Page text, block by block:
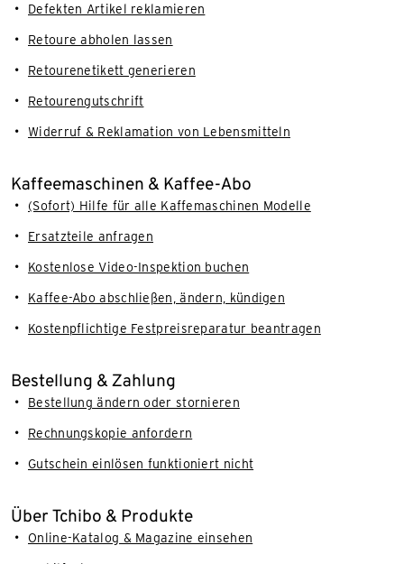
Defekten Artikel reklamieren
Retoure abholen lassen
Retourenetikett generieren
Retourengutschrift
Widerruf & Reklamation von Lebensmitteln
Kaffeemaschinen & Kaffee-Abo
(Sofort) Hilfe für alle Kaffemaschinen Modelle
Ersatzteile anfragen
Kostenlose Video-Inspektion buchen
Kaffee-Abo abschließen, ändern, kündigen
Kostenpflichtige Festpreisreparatur beantragen
Bestellung & Zahlung
Bestellung ändern oder stornieren
Rechnungskopie anfordern
Gutschein einlösen funktioniert nicht
Über Tchibo & Produkte
Online-Katalog & Magazine einsehen